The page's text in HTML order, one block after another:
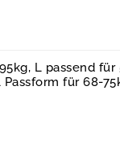
L passend
für 68-